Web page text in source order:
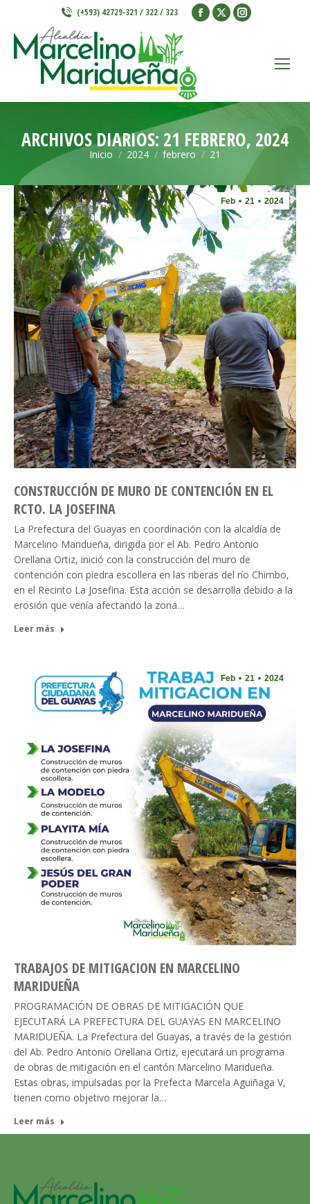
(+593) 42729-321 / 322 / 323
Facebook
window
X
window
Instagram
window
ARCHIVOS DIARIOS: 21 FEBRERO, 2024
Estás aquí:
Inicio 2024 febrero 21
Feb 21 2024
CONSTRUCCIÓN DE MURO DE CONTENCIÓN EN EL
RCTO. LA JOSEFINA
La Prefectura del Guayas en coordinación con la alcaldía de
Marcelino Maridueña, dirigida por el Ab. Pedro Antonio
Orellana Ortiz, inició con la construcción del muro de
contención con piedra escollera en las riberas del río Chimbo,
en el Recinto La Josefina. Esta acción se desarrolla debido a la
erosión que venía afectando la zona…
Leer más
Feb 21 2024
TRABAJOS DE MITIGACION EN MARCELINO
MARIDUEÑA
PROGRAMACIÓN DE OBRAS DE MITIGACIÓN QUE
EJECUTARÁ LA PREFECTURA DEL GUAYAS EN MARCELINO
MARIDUEÑA. La Prefectura del Guayas, a través de la gestión
del Ab. Pedro Antonio Orellana Ortiz, ejecutará un programa
de obras de mitigación en el cantón Marcelino Maridueña.
Estas obras, impulsadas por la Prefecta Marcela Aguiñaga V,
tienen como objetivo mejorar la…
Leer más